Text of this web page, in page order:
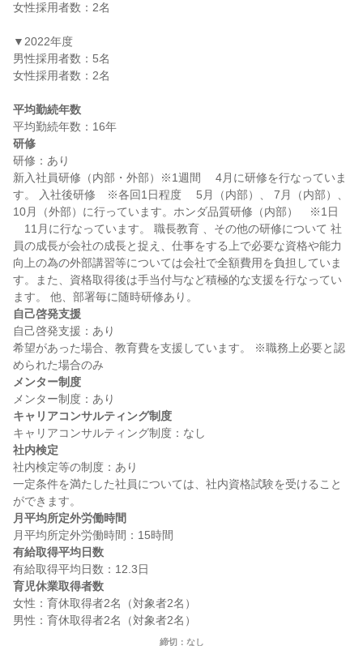
女性採用者数：2名
▼2022年度
男性採用者数：5名
女性採用者数：2名
平均勤続年数
研修
研修：あり
新入社員研修（内部・外部）※1週間 　4月に研修を行なっていま
す。 入社後研修　※各回1日程度 　5月（内部）、 7月（内部）、
10月（外部）に行っています。ホンダ品質研修（内部）　※1日
11月に行なっています。 職長教育 、その他の研修について 社
員の成長が会社の成長と捉え、仕事をする上で必要な資格や能力
向上の為の外部講習等については会社で全額費用を負担していま
す。また、資格取得後は手当付与など積極的な支援を行なってい
自己啓発支援
自己啓発支援：あり
希望があった場合、教育費を支援しています。 ※職務上必要と認
メンター制度
キャリアコンサルティング制度
社内検定
社内検定等の制度：あり
一定条件を満たした社員については、社内資格試験を受けること
月平均所定外労働時間
有給取得平均日数
育児休業取得者数
女性：育休取得者2名（対象者2名）
締切：なし